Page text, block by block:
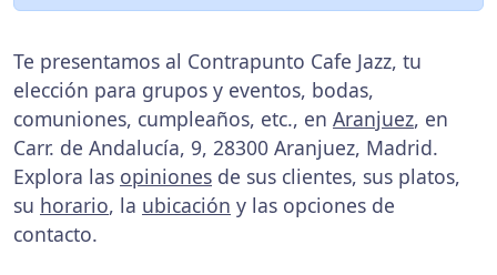
Te presentamos al Contrapunto Cafe Jazz, tu
elección para grupos y eventos, bodas,
comuniones, cumpleaños, etc., en Aranjuez, en
Carr. de Andalucía, 9, 28300 Aranjuez, Madrid.
Explora las opiniones de sus clientes, sus platos,
su horario, la ubicación y las opciones de
contacto.